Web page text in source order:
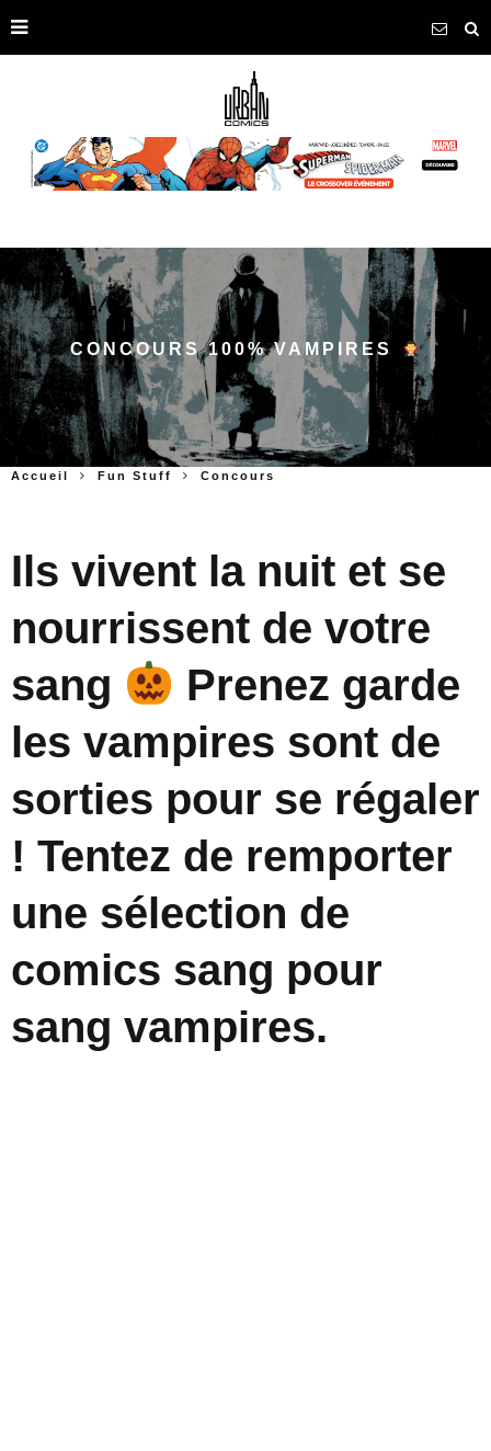
CONCOURS 100% VAMPIRES
Accueil Fun Stuff Concours
Ils vivent la nuit et se
nourrissent de votre
sang
Prenez garde
les vampires sont de
sorties pour se régaler
! Tentez de remporter
une sélection de
comics sang pour
sang vampires.